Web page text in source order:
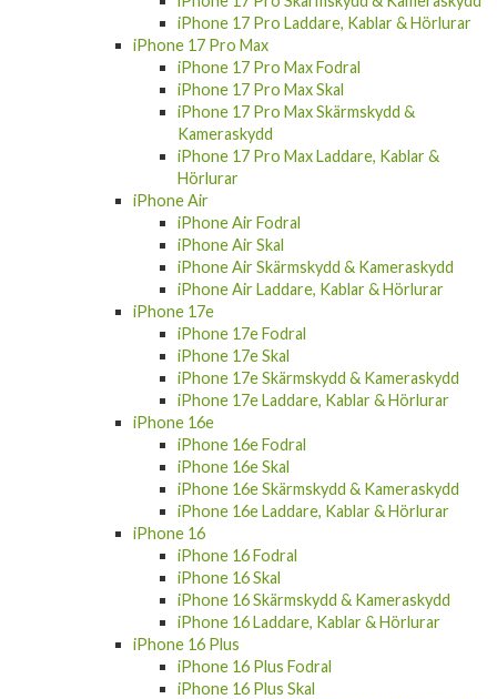
iPhone 17 Pro Laddare, Kablar & Hörlurar
iPhone 17 Pro Max
iPhone 17 Pro Max Fodral
iPhone 17 Pro Max Skal
iPhone 17 Pro Max Skärmskydd &
Kameraskydd
iPhone 17 Pro Max Laddare, Kablar &
Hörlurar
iPhone Air
iPhone Air Fodral
iPhone Air Skal
iPhone Air Skärmskydd & Kameraskydd
iPhone Air Laddare, Kablar & Hörlurar
iPhone 17e
iPhone 17e Fodral
iPhone 17e Skal
iPhone 17e Skärmskydd & Kameraskydd
iPhone 17e Laddare, Kablar & Hörlurar
iPhone 16e
iPhone 16e Fodral
iPhone 16e Skal
iPhone 16e Skärmskydd & Kameraskydd
iPhone 16e Laddare, Kablar & Hörlurar
iPhone 16
iPhone 16 Fodral
iPhone 16 Skal
iPhone 16 Skärmskydd & Kameraskydd
iPhone 16 Laddare, Kablar & Hörlurar
iPhone 16 Plus
iPhone 16 Plus Fodral
iPhone 16 Plus Skal